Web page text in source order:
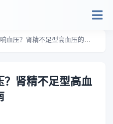
？肾精不足型高血压的科学调理指南
？肾精不足型高血